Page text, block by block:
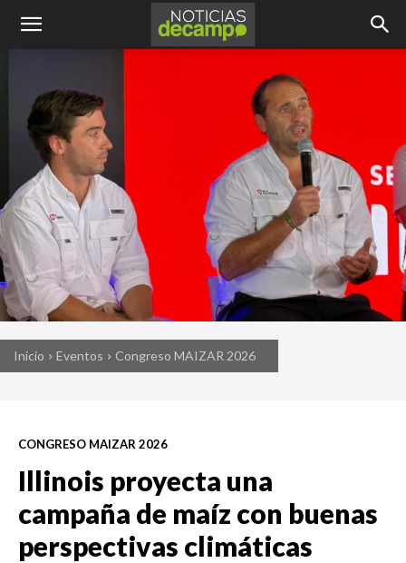
Inicio Eventos Congreso MAIZAR 2026
CONGRESO MAIZAR 2026
Illinois proyecta una
campaña de maíz con buenas
perspectivas climáticas